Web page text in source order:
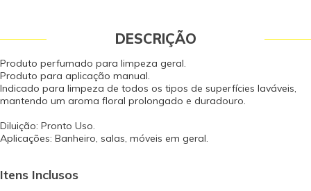
DESCRIÇÃO
Produto perfumado para limpeza geral.
Produto para aplicação manual.
Indicado para limpeza de todos os tipos de superfícies laváveis,
mantendo um aroma floral prolongado e duradouro.
Diluição: Pronto Uso.
Aplicações: Banheiro, salas, móveis em geral.
Itens Inclusos